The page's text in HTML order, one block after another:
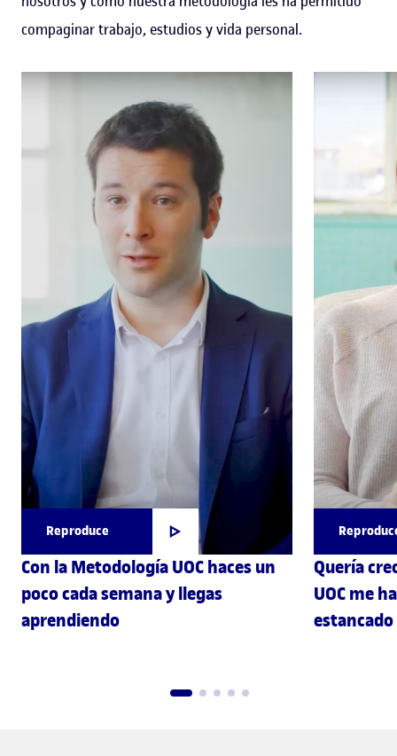
compaginar trabajo, estudios y vida personal.
Reproduce
Con la Metodología UOC haces un
poco cada semana y llegas
aprendiendo
Quería
UOC me
estancado